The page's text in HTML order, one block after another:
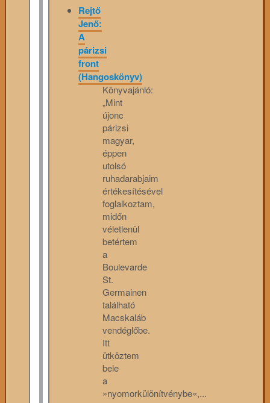
Rejtő
Jenő:
A
párizsi
front
(Hangoskönyv)
Könyvajánló:
„Mint
újonc
párizsi
magyar,
éppen
utolsó
ruhadarabjaim
értékesítésével
foglalkoztam,
midőn
véletlenül
betértem
a
Boulevarde
St.
Germainen
található
Macskaláb
vendéglőbe.
Itt
ütköztem
bele
a
»nyomorkülönítvénybe«,...